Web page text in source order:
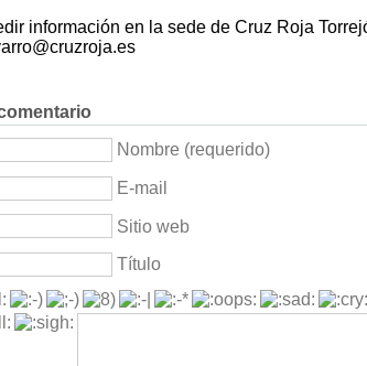
información en la sede de Cruz Roja
Nombre (requerido)
E-mail
Sitio web
Título